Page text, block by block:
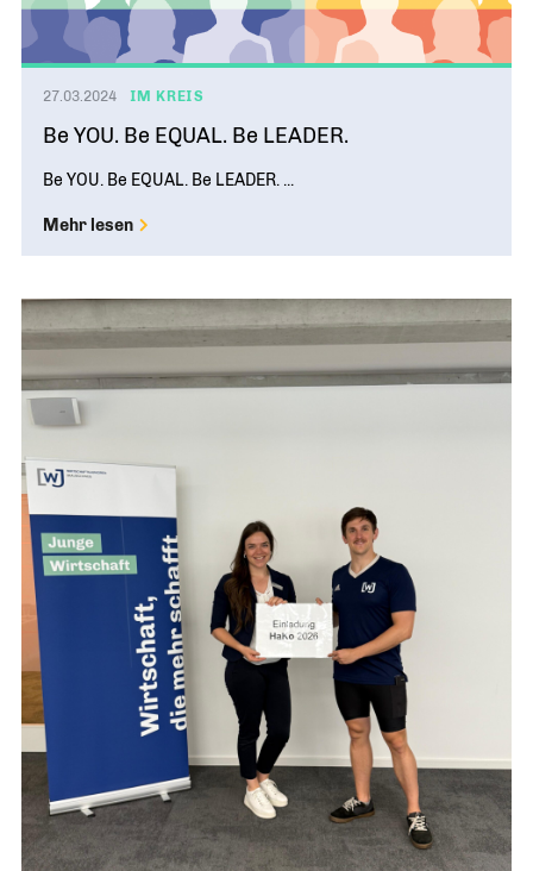
27.03.2024 IM KREIS
Be YOU. Be EQUAL. Be LEADER.
Be YOU. Be EQUAL. Be LEADER. ...
Mehr lesen